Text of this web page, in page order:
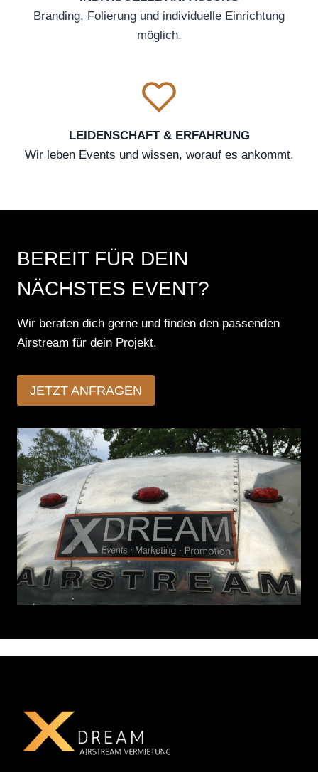
Branding, Folierung und individuelle Einrichtung
möglich.
LEIDENSCHAFT & ERFAHRUNG
Wir leben Events und wissen, worauf es ankommt.
BEREIT FÜR DEIN
NÄCHSTES EVENT?
Wir beraten dich gerne und finden den passenden
Airstream für dein Projekt.
JETZT ANFRAGEN